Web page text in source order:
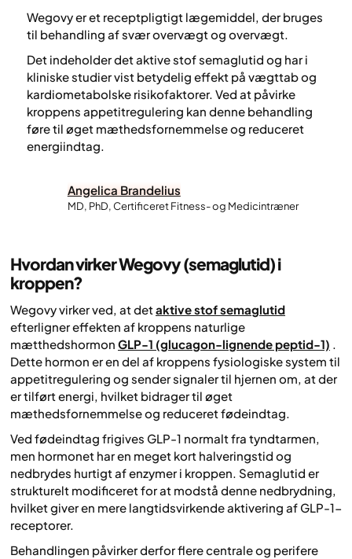
Wegovy er et receptpligtigt lægemiddel, der bruges
til behandling af svær overvægt og overvægt.
Det indeholder det aktive stof semaglutid og har i
kliniske studier vist betydelig effekt på vægttab og
kardiometabolske risikofaktorer. Ved at påvirke
kroppens appetitregulering kan denne behandling
føre til øget mæthedsfornemmelse og reduceret
energiindtag.
Angelica Brandelius
MD, PhD, Certificeret Fitness- og Medicintræner
Hvordan virker Wegovy (semaglutid) i
kroppen?
Wegovy virker ved, at detaktive stof semaglutid
efterligner effekten af kroppens naturlige
mætthedshormon GLP-1 (glucagon-lignende peptid-1)
Dette hormon er en del af kroppens fysiologiske system til
appetitregulering og sender signaler til hjernen om, at der
er tilført energi, hvilket bidrager til øget
mæthedsfornemmelse og reduceret fødeindtag.
Ved fødeindtag frigives GLP-1 normalt fra tyndtarmen,
men hormonet har en meget kort halveringstid og
nedbrydes hurtigt af enzymer i kroppen. Semaglutid er
strukturelt modificeret for at modstå denne nedbrydning,
hvilket giver en mere langtidsvirkende aktivering af GLP-1-
receptorer.
Behandlingen påvirker derfor flere centrale og perifere